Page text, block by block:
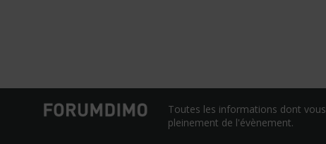
Toutes les informations dont
pleinement de l'évènement.